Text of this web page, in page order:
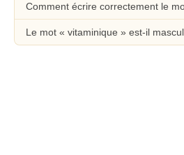
Comment écrire correctement le
Le mot « vitaminique » est-il